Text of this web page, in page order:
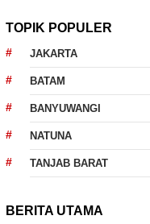
TOPIK POPULER
JAKARTA
BATAM
BANYUWANGI
NATUNA
TANJAB BARAT
BERITA UTAMA